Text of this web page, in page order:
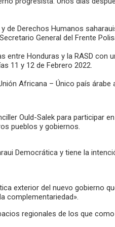
Derechos Humanos
General del Frente
Honduras y la RASD con
11 y 12 de Febrero 2022.
Africana – Único país
Ould-Salek para participar
pueblos y gobiernos.
Democrática y tiene la
exterior del nuevo gobierno
complementariedad».
regionales de los que